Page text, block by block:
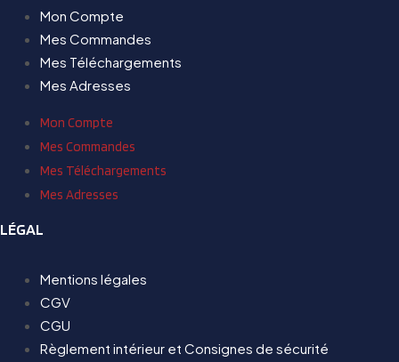
Mon Compte
Mes Commandes
Mes Téléchargements
Mes Adresses
Mon Compte
Mes Commandes
Mes Téléchargements
Mes Adresses
LÉGAL
Mentions légales
CGV
CGU
Règlement intérieur et Consignes de sécurité